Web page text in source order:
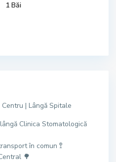
1 Băi
| Lângă Spitale
Clinica Stomatologică
în comun 🚏
🌳